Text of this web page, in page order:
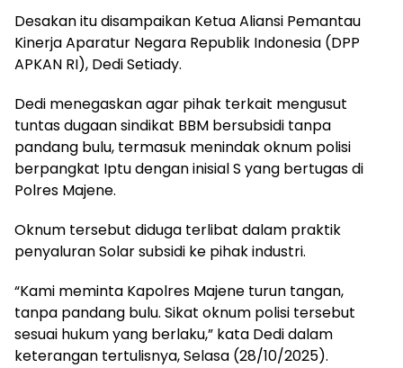
Desakan itu disampaikan Ketua Aliansi Pemantau
Kinerja Aparatur Negara Republik Indonesia (DPP
APKAN RI), Dedi Setiady.
Dedi menegaskan agar pihak terkait mengusut
tuntas dugaan sindikat BBM bersubsidi tanpa
pandang bulu, termasuk menindak oknum polisi
berpangkat Iptu dengan inisial S yang bertugas di
Polres Majene.
Oknum tersebut diduga terlibat dalam praktik
penyaluran Solar subsidi ke pihak industri.
“Kami meminta Kapolres Majene turun tangan,
tanpa pandang bulu. Sikat oknum polisi tersebut
sesuai hukum yang berlaku,” kata Dedi dalam
keterangan tertulisnya, Selasa (28/10/2025).